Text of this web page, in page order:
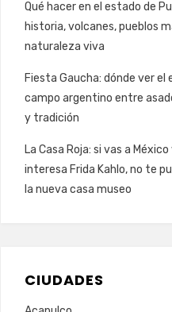
Qué hacer en el estado de
historia, volcanes, pueblos
naturaleza viva
Fiesta Gaucha: dónde ver el
campo argentino entre
y tradición
La Casa Roja: si vas a
interesa Frida Kahlo, no te
la nueva casa museo
CIUDADES